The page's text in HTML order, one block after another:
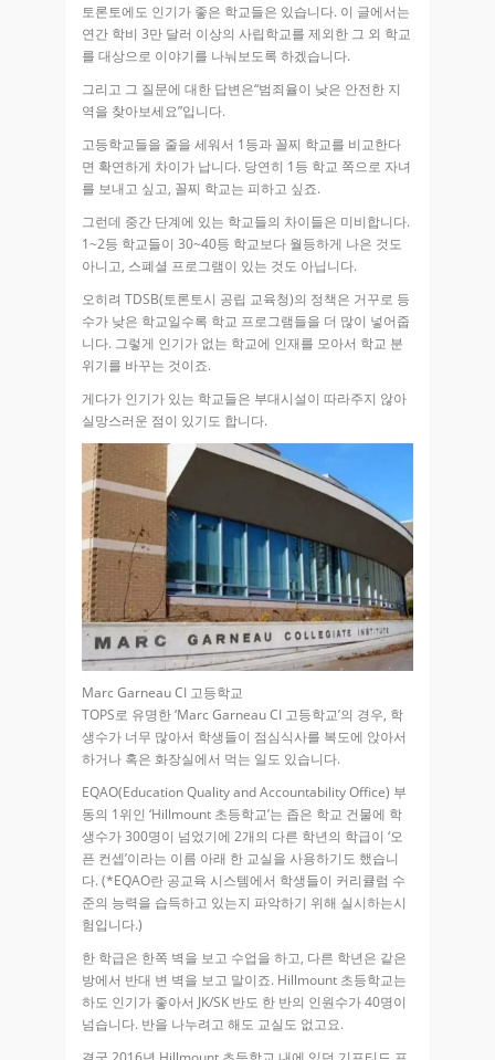
토론토에도 인기가 좋은 학교들은 있습니다. 이 글에서는
연간 학비 3만 달러 이상의 사립학교를 제외한 그 외 학교
를 대상으로 이야기를 나눠보도록 하겠습니다.
그리고 그 질문에 대한 답변은“범죄율이 낮은 안전한 지
역을 찾아보세요”입니다.
고등학교들을 줄을 세워서 1등과 꼴찌 학교를 비교한다
면 확연하게 차이가 납니다. 당연히 1등 학교 쪽으로 자녀
를 보내고 싶고, 꼴찌 학교는 피하고 싶죠.
그런데 중간 단계에 있는 학교들의 차이들은 미비합니다.
1~2등 학교들이 30~40등 학교보다 월등하게 나은 것도
아니고, 스폐셜 프로그램이 있는 것도 아닙니다.
오히려 TDSB(토론토시 공립 교육청)의 정책은 거꾸로 등
수가 낮은 학교일수록 학교 프로그램들을 더 많이 넣어줍
니다. 그렇게 인기가 없는 학교에 인재를 모아서 학교 분
위기를 바꾸는 것이죠.
게다가 인기가 있는 학교들은 부대시설이 따라주지 않아
실망스러운 점이 있기도 합니다.
Marc Garneau CI 고등학교
TOPS로 유명한 ‘Marc Garneau CI 고등학교’의 경우, 학
생수가 너무 많아서 학생들이 점심식사를 복도에 앉아서
하거나 혹은 화장실에서 먹는 일도 있습니다.
EQAO(Education Quality and Accountability Office) 부
동의 1위인 ‘Hillmount 초등학교’는 좁은 학교 건물에 학
생수가 300명이 넘었기에 2개의 다른 학년의 학급이 ‘오
픈 컨셉’이라는 이름 아래 한 교실을 사용하기도 했습니
다. (*EQAO란 공교육 시스템에서 학생들이 커리큘럼 수
준의 능력을 습득하고 있는지 파악하기 위해 실시하는시
험입니다.)
한 학급은 한쪽 벽을 보고 수업을 하고, 다른 학년은 같은
방에서 반대 변 벽을 보고 말이죠. Hillmount 초등학교는
하도 인기가 좋아서 JK/SK 반도 한 반의 인원수가 40명이
넘습니다. 반을 나누려고 해도 교실도 없고요.